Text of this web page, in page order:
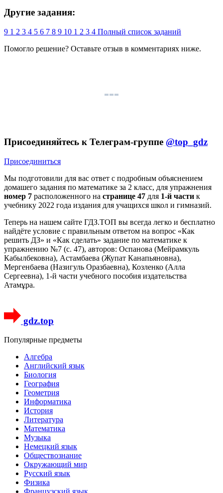
Другие задания:
9 1 2 3 4 5 6 7 8 9 10 1 2 3 4 Полный список заданий
Помогло решение? Оставьте отзыв в комментариях ниже.
Присоединяйтесь к Телеграм-группе @top_gdz
Присоединиться
Мы подготовили для вас ответ c подробным объяснением
домашего задания по математике за 2 класс, для упражнения
номер 7 расположенного на странице 47 для 1-й части к
учебнику 2022 года издания для учащихся школ и гимназий.
Теперь на нашем сайте ГДЗ.ТОП вы всегда легко и бесплатно
найдёте условие с правильным ответом на вопрос «Как
решить ДЗ» и «Как сделать» задание по математике к
упражнению №7 (с. 47), авторов: Оспанова (Мейрамкуль
Кабылбековна), Астамбаева (Жупат Канапьяновна),
Мергенбаева (Назигуль Оразбаевна), Козленко (Алла
Сергеевна), 1-й части учебного пособия издательства
Атамұра.
gdz.top
Популярные предметы
Алгебра
Английский язык
Биология
География
Геометрия
Информатика
История
Литература
Математика
Музыка
Немецкий язык
Обществознание
Окружающий мир
Русский язык
Физика